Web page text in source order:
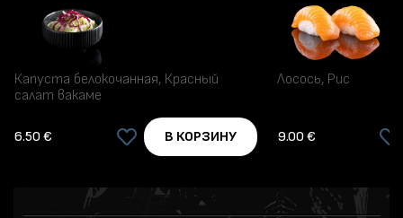
Капуста белокочанная, Красный
салат вакаме
6.50 € В КОРЗИНУ
Лосось, Рис
9.00 €